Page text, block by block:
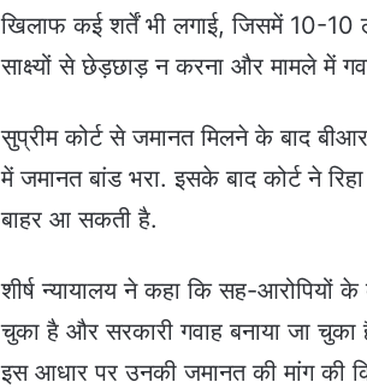
खिलाफ कई शर्तें भी लगाई, जिसमें 10-10
साक्ष्यों से छेड़छाड़ न करना और मामले में
सुप्रीम कोर्ट से जमानत मिलने के बाद
में जमानत बांड भरा. इसके बाद कोर्ट ने
बाहर आ सकती है.
शीर्ष न्यायालय ने कहा कि सह-आरोपियों के
चुका है और सरकारी गवाह बनाया जा
इस आधार पर उनकी जमानत की मांग की